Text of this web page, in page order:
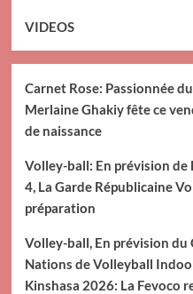
VIDEOS
Carnet Rose: Passionnée
Merlaine Ghakiy fête ce
de naissance
Volley-ball: En prévision de
4, La Garde Républicaine
préparation
Volley-ball, En prévision du
Nations de Volleyball
Kinshasa 2026: La Fevoco